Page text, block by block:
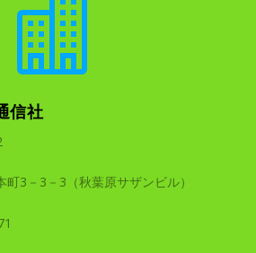

信社
3－3－3（秋葉原サザンビル）